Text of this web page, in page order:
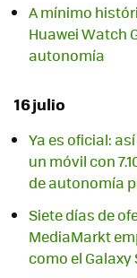
A mínimo
Huawei Watch
autonomía
16 julio
Ya es oficial:
un móvil con
de autonomía
Siete días de
MediaMarkt
como el Galaxy